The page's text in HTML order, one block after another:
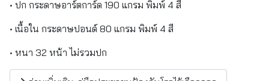
• ปก กระดาษอาร์ตการ์ด 190 แกรม พิมพ์ 4 สี
• เนื้อใน กระดาษปอนด์ 80 แกรม พิมพ์ 4 สี
• หนา 32 หน้า ไม่รวมปก